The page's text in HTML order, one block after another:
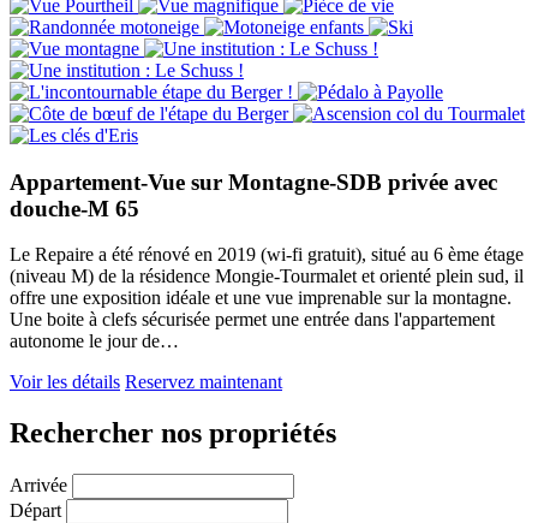
Appartement-Vue sur Montagne-SDB privée avec
douche-M 65
Le Repaire a été rénové en 2019 (wi-fi gratuit), situé au 6 ème étage
(niveau M) de la résidence Mongie-Tourmalet et orienté plein sud, il
offre une exposition idéale et une vue imprenable sur la montagne.
Une boite à clefs sécurisée permet une entrée dans l'appartement
autonome le jour de…
Voir les détails Reservez maintenant
Rechercher nos propriétés
Arrivée
Départ